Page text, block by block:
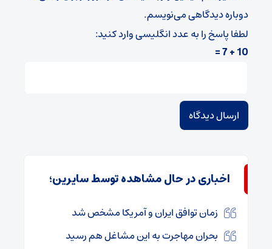
دوباره دیدگاهی می‌نویسم.
لطفا پاسخ را به عدد انگلیسی وارد کنید:
10 + 7 =
اخباری در حال مشاهده توسط سایرین؛
زمان توافق ایران و آمریکا مشخص شد
بحران مهاجرت به این مشاغل هم رسید